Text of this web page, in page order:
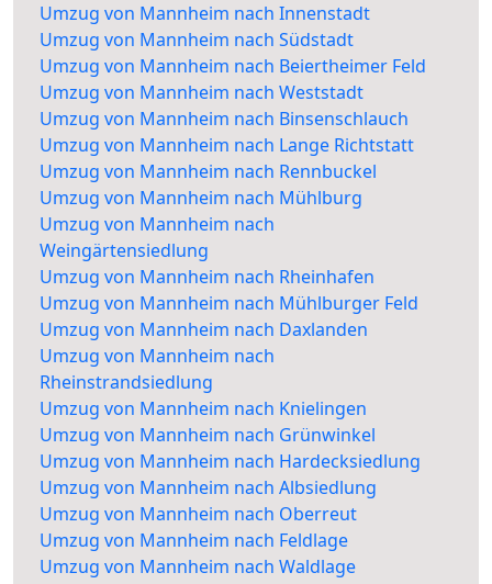
Umzug von Mannheim nach Innenstadt
Umzug von Mannheim nach Südstadt
Umzug von Mannheim nach Beiertheimer Feld
Umzug von Mannheim nach Weststadt
Umzug von Mannheim nach Binsenschlauch
Umzug von Mannheim nach Lange Richtstatt
Umzug von Mannheim nach Rennbuckel
Umzug von Mannheim nach Mühlburg
Umzug von Mannheim nach
Weingärtensiedlung
Umzug von Mannheim nach Rheinhafen
Umzug von Mannheim nach Mühlburger Feld
Umzug von Mannheim nach Daxlanden
Umzug von Mannheim nach
Rheinstrandsiedlung
Umzug von Mannheim nach Knielingen
Umzug von Mannheim nach Grünwinkel
Umzug von Mannheim nach Hardecksiedlung
Umzug von Mannheim nach Albsiedlung
Umzug von Mannheim nach Oberreut
Umzug von Mannheim nach Feldlage
Umzug von Mannheim nach Waldlage